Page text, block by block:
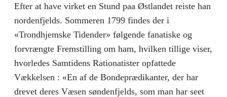
Efter at have virket en Stund paa Østlandet reiste han
nordenfjelds. Sommeren 1799 findes der i
«Trondhjemske Tidender» følgende fanatiske og
forvrængte Fremstilling om ham, hvilken tillige viser,
hvorledes Samtidens Rationatister opfattede
Vækkelsen : «En af de Bondeprædikanter, der har
drevet deres Væsen søndenfjelds, som man har seet